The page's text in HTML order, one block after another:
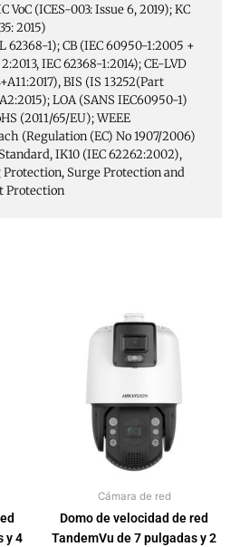
y 4
Cámara de red
Domo de velocidad de red
TandemVu de 7 pulgadas y 2
VoC (ICES-003: Issue 6, 2019); KC
2015)
62368-1); CB (IEC 60950-1:2005 +
IEC 62368-1:2014); CE-LVD
BIS (IS 13252(Part
LOA (SANS IEC60950-1)
(2011/65/EU); WEEE
(Regulation (EC) No 1907/2006)
IK10 (IEC 62262:2002),
Surge Protection and
Protection